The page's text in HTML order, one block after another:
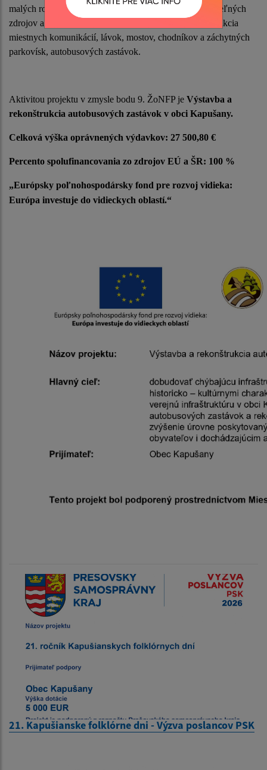
malých rozmerov vrátane investícií do energie z obnoviteľných
zdrojov a úspor energie, s Aktivitou výstavba a rekonštrukcia
miestnych komunikácií, lávok, mostov, chodníkov a záchytných
parkovísk, autobusových zastávok.
Aktivitou projektu v zmysle bodu 9. ŽoNFP je Výstavba a
rekonštrukcia autobusových zastávok v obci Kapušany.
Celková výška oprávnených výdavkov: 27 500,80 €
Percento spolufinancovania zo zdrojov EÚ a ŠR: 100 %
„Európsky poľnohospodársky fond pre rozvoj vidieka:
Európa investuje do vidieckych oblastí.“
21. Kapušianske folklórne dni - Výzva poslancov PSK